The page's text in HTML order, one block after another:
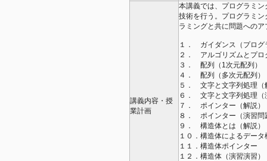
講義内容・授
業計画
本講義では、プログラミ
技術を行う。プログラミ
ラミングと共に問題への
１． ガイダンス（プログ
２． アルゴリズムとプロ
３． 配列（1次元配列）
４． 配列（多次元配列）
５． 文字と文字列処理（
６． 文字と文字列処理（
７． ポインター（解説）
８． ポインター（演習問
９． 構造体とは（解説）
１０．構造体によるデータ
１１．構造体ポインター
１２．構造体（演習演習）